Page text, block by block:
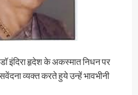
डॉ इंदिरा हृदेश के अकस्मात निधन पर
व्यक्त करते हुये उन्हें भावभीनी